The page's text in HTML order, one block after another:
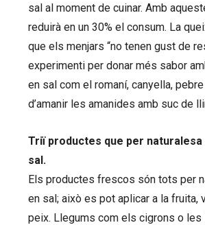
sal al moment de cuinar. Amb
reduirà en un 30% el consum. La
que els menjars “no tenen gust de
experimenti per donar més sabor
en sal com el romaní, canyella,
d’amanir les amanides amb suc de
Triï productes que per naturalesa
sal.
Els productes frescos són tots per
en sal; això es pot aplicar a la fruita,
peix. Llegums com els cigrons o